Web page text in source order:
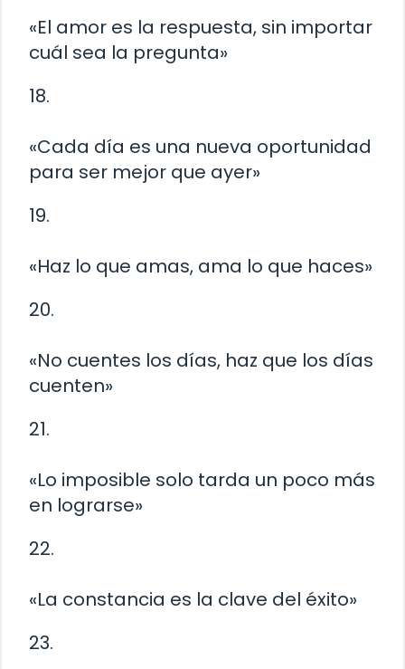
«El amor es la respuesta, sin importar
cuál sea la pregunta»
18.
«Cada día es una nueva oportunidad
para ser mejor que ayer»
19.
«Haz lo que amas, ama lo que haces»
20.
«No cuentes los días, haz que los días
cuenten»
21.
«Lo imposible solo tarda un poco más
en lograrse»
22.
«La constancia es la clave del éxito»
23.